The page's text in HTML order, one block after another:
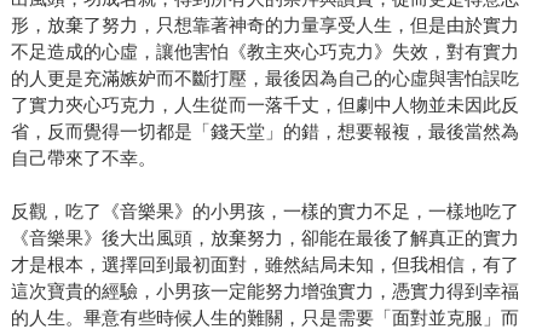
形，放棄了努力，只想靠著神奇的力量享受人生，但是由於實力
不足造成的心虛，讓他害怕《教主夾心巧克力》失效，對有實力
的人更是充滿嫉妒而不斷打壓，最後因為自己的心虛與害怕誤吃
了實力夾心巧克力，人生從而一落千丈，但劇中人物並未因此反
省，反而覺得一切都是「錢天堂」的錯，想要報複，最後當然為
自己帶來了不幸。
反觀，吃了《音樂果》的小男孩，一樣的實力不足，一樣地吃了
《音樂果》後大出風頭，放棄努力，卻能在最後了解真正的實力
才是根本，選擇回到最初面對，雖然結局未知，但我相信，有了
這次寶貴的經驗，小男孩一定能努力增強實力，憑實力得到幸福
的人生。畢意有些時候人生的難關，只是需要「面對並克服」而